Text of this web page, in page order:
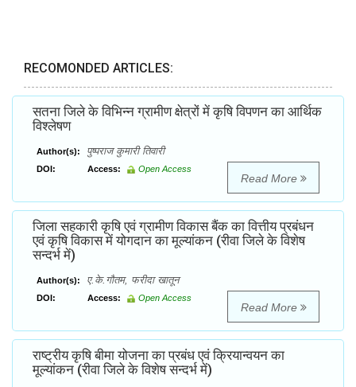
RECOMONDED ARTICLES:
सतना जिले के विभिन्न ग्रामीण क्षेत्रों में कृषि विपणन का आर्थिक
विश्लेषण
Author(s): पुष्पराज कुमारी तिवारी
DOI: Access: Open Access
Read More
जिला सहकारी कृषि एवं ग्रामीण विकास बैंक का वित्तीय प्रबंधन
एवं कृषि विकास में योगदान का मूल्यांकन (रीवा जिले के विशेष
सन्दर्भ में)
Author(s): ए.के.गौतम, फरीदा खातून
DOI: Access: Open Access
Read More
राष्ट्रीय कृषि बीमा योजना का प्रबंध एवं क्रियान्वयन का
मूल्यांकन (रीवा जिले के विशेष सन्दर्भ में)